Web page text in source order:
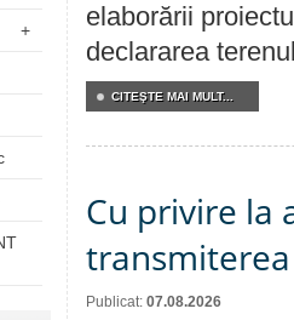
+
elaborării
declararea
CITEŞTE MAI MULT...
Cu privire la
Publicat: 07.08.2026